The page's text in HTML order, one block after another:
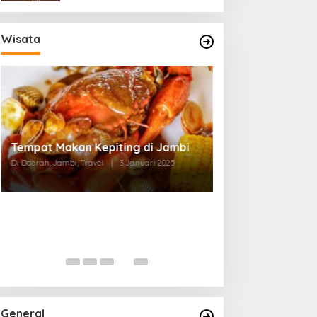
Wisata
Tempat Makan di Thehok Jambi
Di Daerah, Jambi, Travel | 3 Januari 2025
General